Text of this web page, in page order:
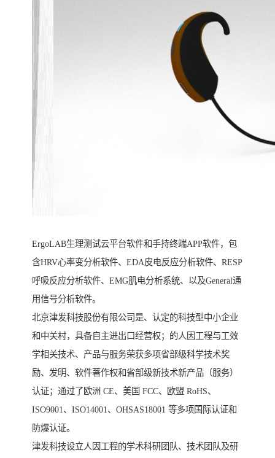
ErgoLAB生理测试云平台软件和手持终端APP软件，包
含HRV心率变分析软件、EDA皮电反应分析软件、RESP
呼吸反应分析软件、EMG肌电分析系统、以及General通
用信号分析软件。
北京津发科技股份有限公司是、认定的科技型中小企业
和中关村，具备自主进出口经营权；的人因工程与工效
学相关技术、产品与服务荣获多项省部级科学技术奖
励、发明、软件著作权和省部级新技术新产品（服务）
认证；通过了欧洲 CE、美国 FCC、欧盟 RoHS、
ISO9001、ISO14001、OHSAS18001 等多项国际认证和
防爆认证。
津发科技设立人因工程的学术科研团队、技术团队及研